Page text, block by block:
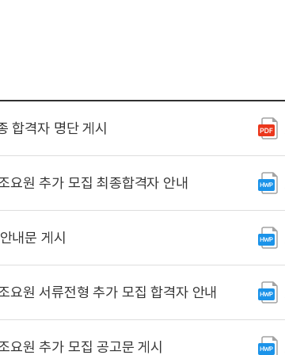
합격자 명단 게시
요원 추가 모집 최종합격자 안내
내문 게시
요원 서류전형 추가 모집 합격자 안내
요원 추가 모집 공고문 게시